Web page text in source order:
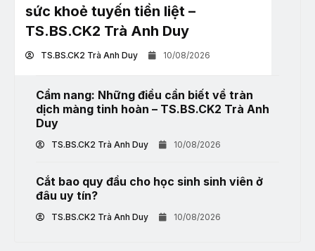
sức khoẻ tuyến tiền liệt –
TS.BS.CK2 Trà Anh Duy
TS.BS.CK2 Trà Anh Duy 10/08/2026
Cẩm nang: Những điều cần biết về tràn
dịch màng tinh hoàn – TS.BS.CK2 Trà Anh
Duy
TS.BS.CK2 Trà Anh Duy 10/08/2026
Cắt bao quy đầu cho học sinh sinh viên ở
đâu uy tín?
TS.BS.CK2 Trà Anh Duy 10/08/2026